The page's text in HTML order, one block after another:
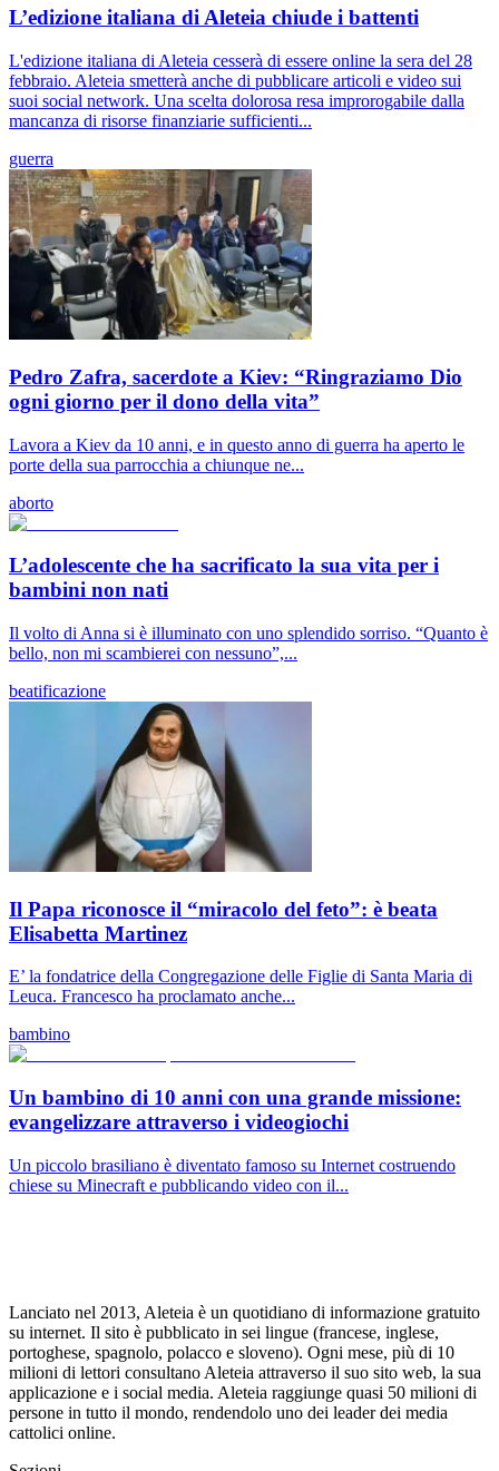
L’edizione italiana di Aleteia chiude i battenti
L'edizione italiana di Aleteia cesserà di essere online la sera del 28
febbraio. Aleteia smetterà anche di pubblicare articoli e video sui
suoi social network. Una scelta dolorosa resa improrogabile dalla
mancanza di risorse finanziarie sufficienti...
guerra
Pedro Zafra, sacerdote a Kiev: “Ringraziamo Dio
ogni giorno per il dono della vita”
Lavora a Kiev da 10 anni, e in questo anno di guerra ha aperto le
porte della sua parrocchia a chiunque ne...
aborto
L’adolescente che ha sacrificato la sua vita per i
bambini non nati
Il volto di Anna si è illuminato con uno splendido sorriso. “Quanto è
bello, non mi scambierei con nessuno”,...
beatificazione
Il Papa riconosce il “miracolo del feto”: è beata
Elisabetta Martinez
E’ la fondatrice della Congregazione delle Figlie di Santa Maria di
Leuca. Francesco ha proclamato anche...
bambino
Un bambino di 10 anni con una grande missione:
evangelizzare attraverso i videogiochi
Un piccolo brasiliano è diventato famoso su Internet costruendo
chiese su Minecraft e pubblicando video con il...
Lanciato nel 2013, Aleteia è un quotidiano di informazione gratuito
su internet. Il sito è pubblicato in sei lingue (francese, inglese,
portoghese, spagnolo, polacco e sloveno). Ogni mese, più di 10
milioni di lettori consultano Aleteia attraverso il suo sito web, la sua
applicazione e i social media. Aleteia raggiunge quasi 50 milioni di
persone in tutto il mondo, rendendolo uno dei leader dei media
cattolici online.